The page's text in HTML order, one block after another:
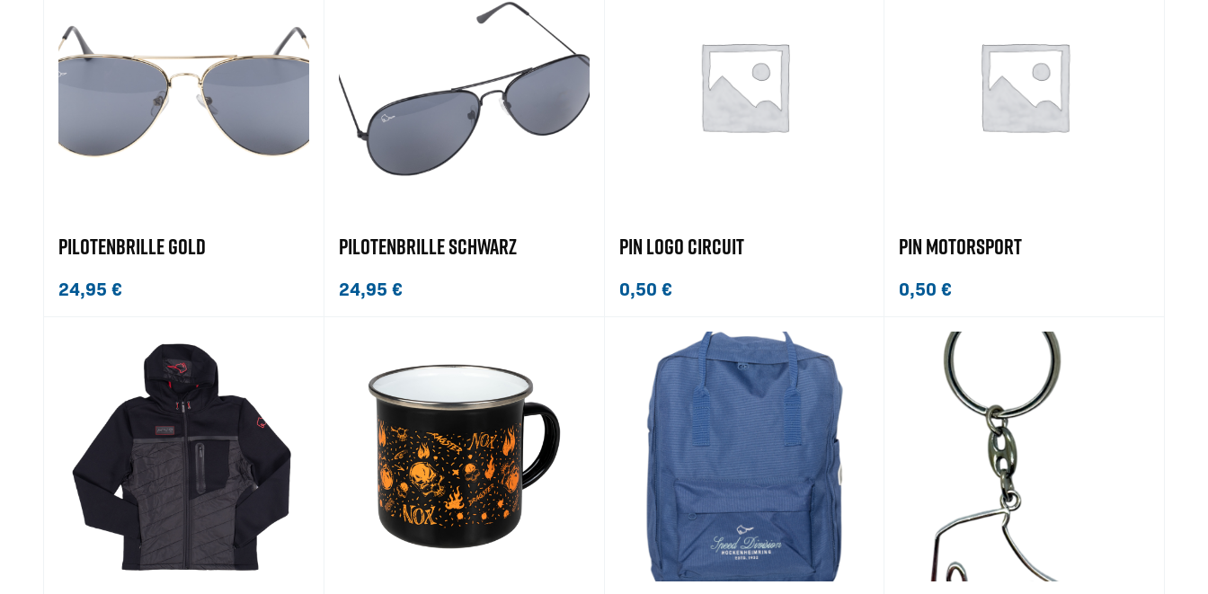
PILOTENBRILLE GOLD
24,95 €
PILOTENBRILLE SCHWARZ
24,95 €
PIN LOGO CIRCUIT
0,50 €
PIN MOTORSPORT
0,50€